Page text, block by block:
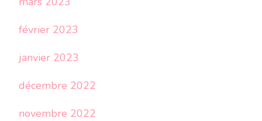
février 2023
janvier 2023
décembre 2022
novembre 2022